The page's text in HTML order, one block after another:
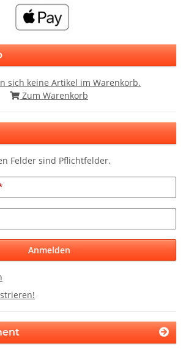
sich keine Artikel im Warenkorb.
Zum Warenkorb
Felder sind Pflichtfelder.
Anmelden